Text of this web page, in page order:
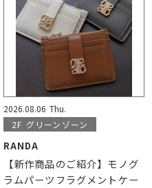
2026.08.06 Thu.
2F グリーンゾーン
RANDA
【新作商品のご紹介】モノグ
ラムパーツフラグメントケー